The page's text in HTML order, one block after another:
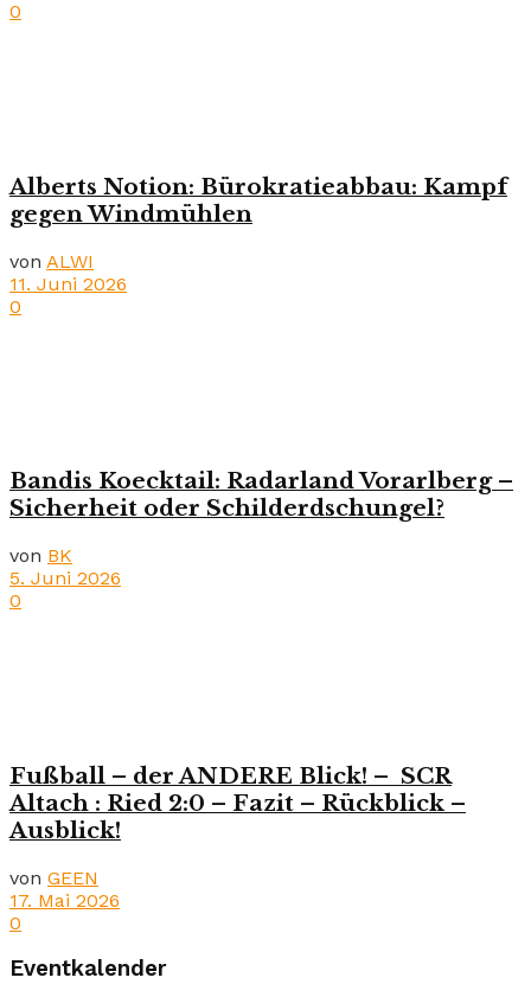
0
Alberts Notion: Bürokratieabbau: Kampf
gegen Windmühlen
von ALWI
11. Juni 2026
0
Bandis Koecktail: Radarland Vorarlberg –
Sicherheit oder Schilderdschungel?
von BK
5. Juni 2026
0
Fußball – der ANDERE Blick! – SCR
Altach : Ried 2:0 – Fazit – Rückblick –
Ausblick!
von GEEN
17. Mai 2026
0
Eventkalender